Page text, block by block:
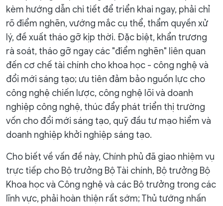
kèm hướng dẫn chi tiết để triển khai ngay, phải chỉ
rõ điểm nghẽn, vướng mắc cụ thể, thẩm quyền xử
lý, đề xuất tháo gỡ kịp thời. Đặc biệt, khẩn trương
rà soát, tháo gỡ ngay các "điểm nghẽn" liên quan
đến cơ chế tài chính cho khoa học - công nghệ và
đổi mới sáng tạo; ưu tiên đảm bảo nguồn lực cho
công nghệ chiến lược, công nghệ lõi và doanh
nghiệp công nghệ, thúc đẩy phát triển thị trường
vốn cho đổi mới sáng tạo, quỹ đầu tư mạo hiểm và
doanh nghiệp khởi nghiệp sáng tạo.
Cho biết về vấn đề này, Chính phủ đã giao nhiệm vụ
trực tiếp cho Bộ trưởng Bộ Tài chính, Bộ trưởng Bộ
Khoa học và Công nghệ và các Bộ trưởng trong các
lĩnh vực, phải hoàn thiện rất sớm; Thủ tướng nhấn